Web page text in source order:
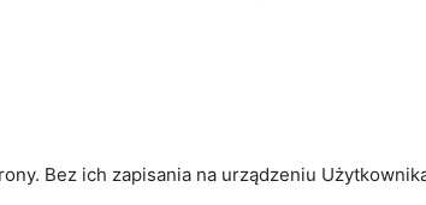
Bez ich zapisania na urządzeniu